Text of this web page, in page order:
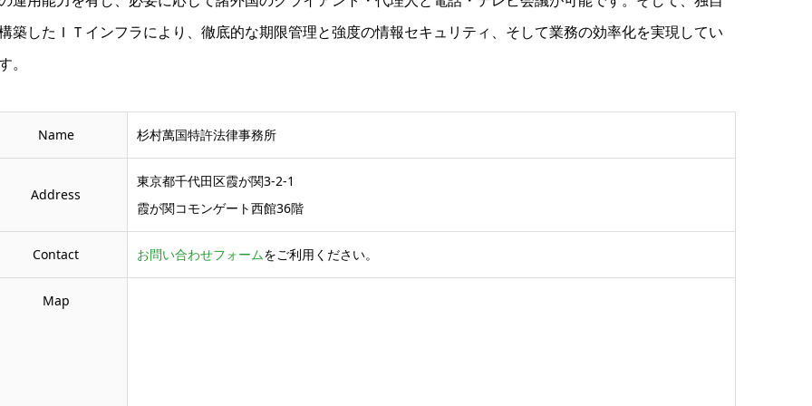
築したＩＴインフラにより、徹底的な期限管理と強度の情報セキュリティ、そして業務の効率化を実現してい
。
Name 杉村萬国特許法律事務所
Address
東京都千代田区霞が関3-2-1
霞が関コモンゲート西館36階
Contact お問い合わせフォームをご利用ください。
Map